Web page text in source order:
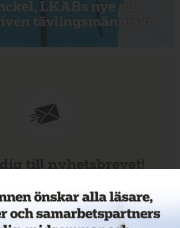
till nyhetsbrevet!